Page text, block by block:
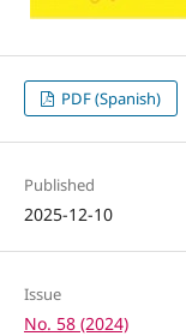
PDF (Spanish)
Published
2025-12-10
Issue
No. 58 (2024)